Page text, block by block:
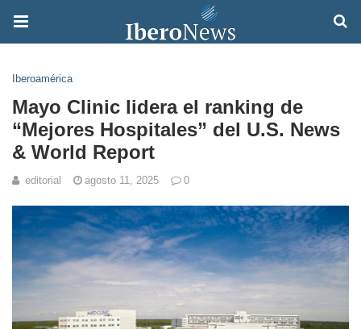
Iberoamérica
Mayo Clinic lidera el ranking de
“Mejores Hospitales” del U.S. News
& World Report
editorial agosto 11, 2025 0